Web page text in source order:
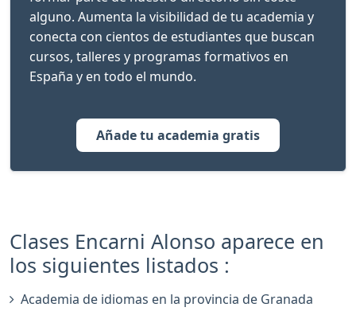
alguno. Aumenta la visibilidad de tu academia y
conecta con cientos de estudiantes que buscan
cursos, talleres y programas formativos en
España y en todo el mundo.
Añade tu academia gratis
Clases Encarni Alonso aparece en
los siguientes listados :
Academia de idiomas en la provincia de Granada